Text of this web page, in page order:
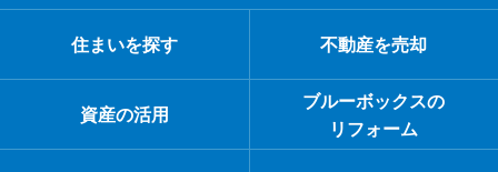
住まいを探す 不動産を売却
資産の活用
ブルーボックスの
リフォーム